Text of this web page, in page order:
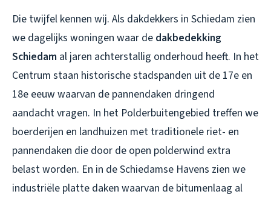
Die twijfel kennen wij. Als dakdekkers in Schiedam zien
we dagelijks woningen waar de dakbedekking
Schiedam al jaren achterstallig onderhoud heeft. In het
Centrum staan historische stadspanden uit de 17e en
18e eeuw waarvan de pannendaken dringend
aandacht vragen. In het Polderbuitengebied treffen we
boerderijen en landhuizen met traditionele riet- en
pannendaken die door de open polderwind extra
belast worden. En in de Schiedamse Havens zien we
industriële platte daken waarvan de bitumenlaag al